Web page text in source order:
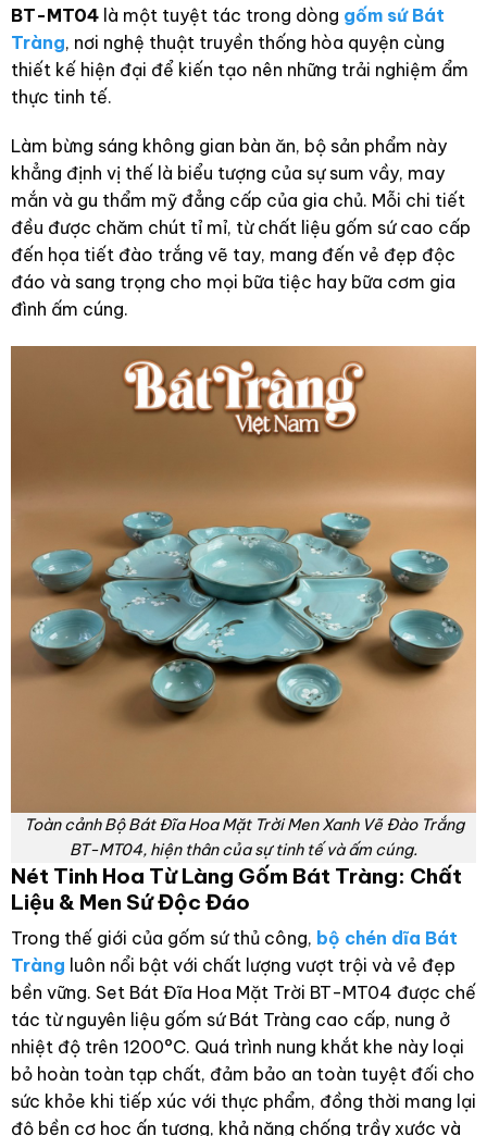
BT-MT04là một tuyệt tác trong dòng gốm sứ Bát
Tràng, nơi nghệ thuật truyền thống hòa quyện cùng
thiết kế hiện đại để kiến tạo nên những trải nghiệm ẩm
thực tinh tế.
Làm bừng sáng không gian bàn ăn, bộ sản phẩm này
khẳng định vị thế là biểu tượng của sự sum vầy, may
mắn và gu thẩm mỹ đẳng cấp của gia chủ. Mỗi chi tiết
đều được chăm chút tỉ mỉ, từ chất liệu gốm sứ cao cấp
đến họa tiết đào trắng vẽ tay, mang đến vẻ đẹp độc
đáo và sang trọng cho mọi bữa tiệc hay bữa cơm gia
đình ấm cúng.
Toàn cảnh Bộ Bát Đĩa Hoa Mặt Trời Men Xanh Vẽ Đào Trắng
BT-MT04, hiện thân của sự tinh tế và ấm cúng.
Nét Tinh Hoa Từ Làng Gốm Bát Tràng: Chất
Liệu & Men Sứ Độc Đáo
Trong thế giới của gốm sứ thủ công, bộ chén dĩa Bát
Tràng luôn nổi bật với chất lượng vượt trội và vẻ đẹp
bền vững. Set Bát Đĩa Hoa Mặt Trời BT-MT04 được chế
tác từ nguyên liệu gốm sứ Bát Tràng cao cấp, nung ở
nhiệt độ trên 1200°C. Quá trình nung khắt khe này loại
bỏ hoàn toàn tạp chất, đảm bảo an toàn tuyệt đối cho
sức khỏe khi tiếp xúc với thực phẩm, đồng thời mang lại
độ bền cơ học ấn tượng, khả năng chống trầy xước và